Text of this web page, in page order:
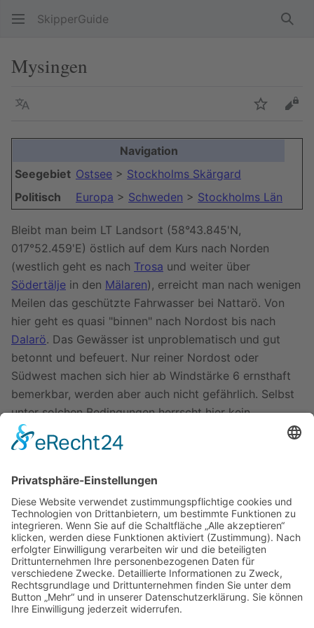
SkipperGuide
Mysingen
Sprache
Navigation
Seegebiet Ostsee > Stockholms Skärgard
Politisch
Europa > Schweden > Stockholms Län
Bleibt man beim LT Landsort (58°43.845'N,
017°52.459'E) östlich auf dem Kurs nach Norden
(westlich geht es nach Trosa und weiter über
Södertälje in den Mälaren), erreicht man nach wenigen
Meilen das geschützte Fahrwasser bei Nattarö. Von
hier geht es quasi "binnen" nach Nordost bis nach
Dalarö. Das Gewässer ist unproblematisch und gut
betonnt und befeuert. Nur reiner Nordost oder
Südwest machen sich hier ab Windstärke 6 ernsthaft
bemerkbar, werden aber auch nicht gefährlich. Selbst
unter solchen Bedingungen herrscht hier kein
nennenswerter Strom.
DalaröundBrunnsvikenauf
kleine Landliegeplätze wie dieGunnarstenarnabeim
gleichnamigen Leuchtturm oder das Inselgewirr
westlichMuskö.
Zuletzt bearbeitet vor 13 JahrenvonPeter